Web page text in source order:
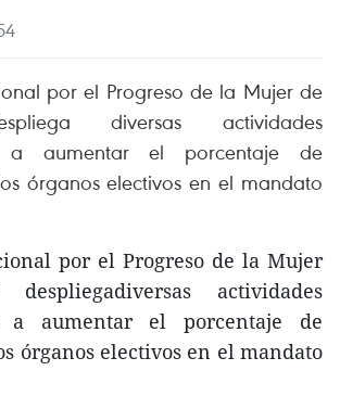
por el Progreso de la Mujer de
diversas actividades
a aumentar el porcentaje de
órganos electivos en el mandato
por el Progreso de la Mujer
actividades
a aumentar el porcentaje de
órganos electivos en el mandato